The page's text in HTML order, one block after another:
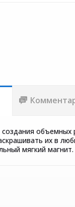
создания
их в
мягкий магнит.